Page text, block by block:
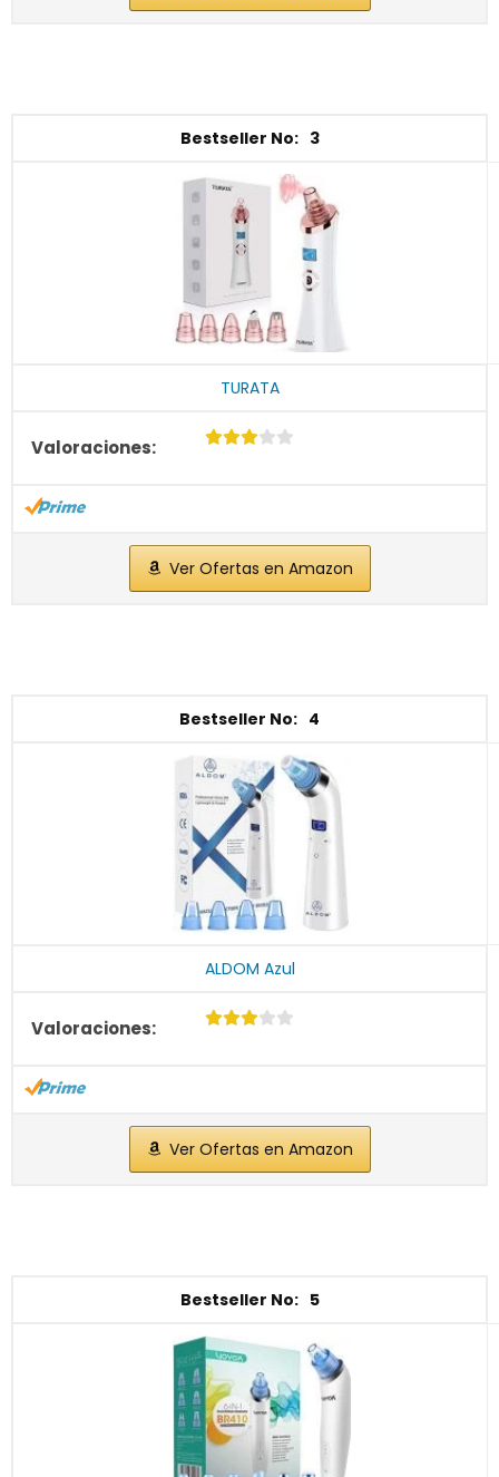
3
TURATA
Ver Ofertas en Amazon
4
ALDOM Azul
Ver Ofertas en Amazon
5